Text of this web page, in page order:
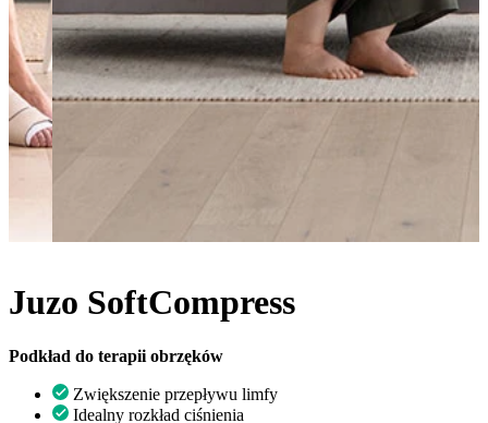
Juzo SoftCompress
Podkład do terapii obrzęków
Zwiększenie przepływu limfy
Idealny rozkład ciśnienia